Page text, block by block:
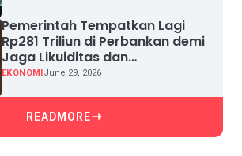
Pemerintah Tempatkan Lagi
Rp281 Triliun di Perbankan demi
Jaga Likuiditas dan
Pertumbuhan Kredit
EKONOMIJune 29, 2026
READMORE